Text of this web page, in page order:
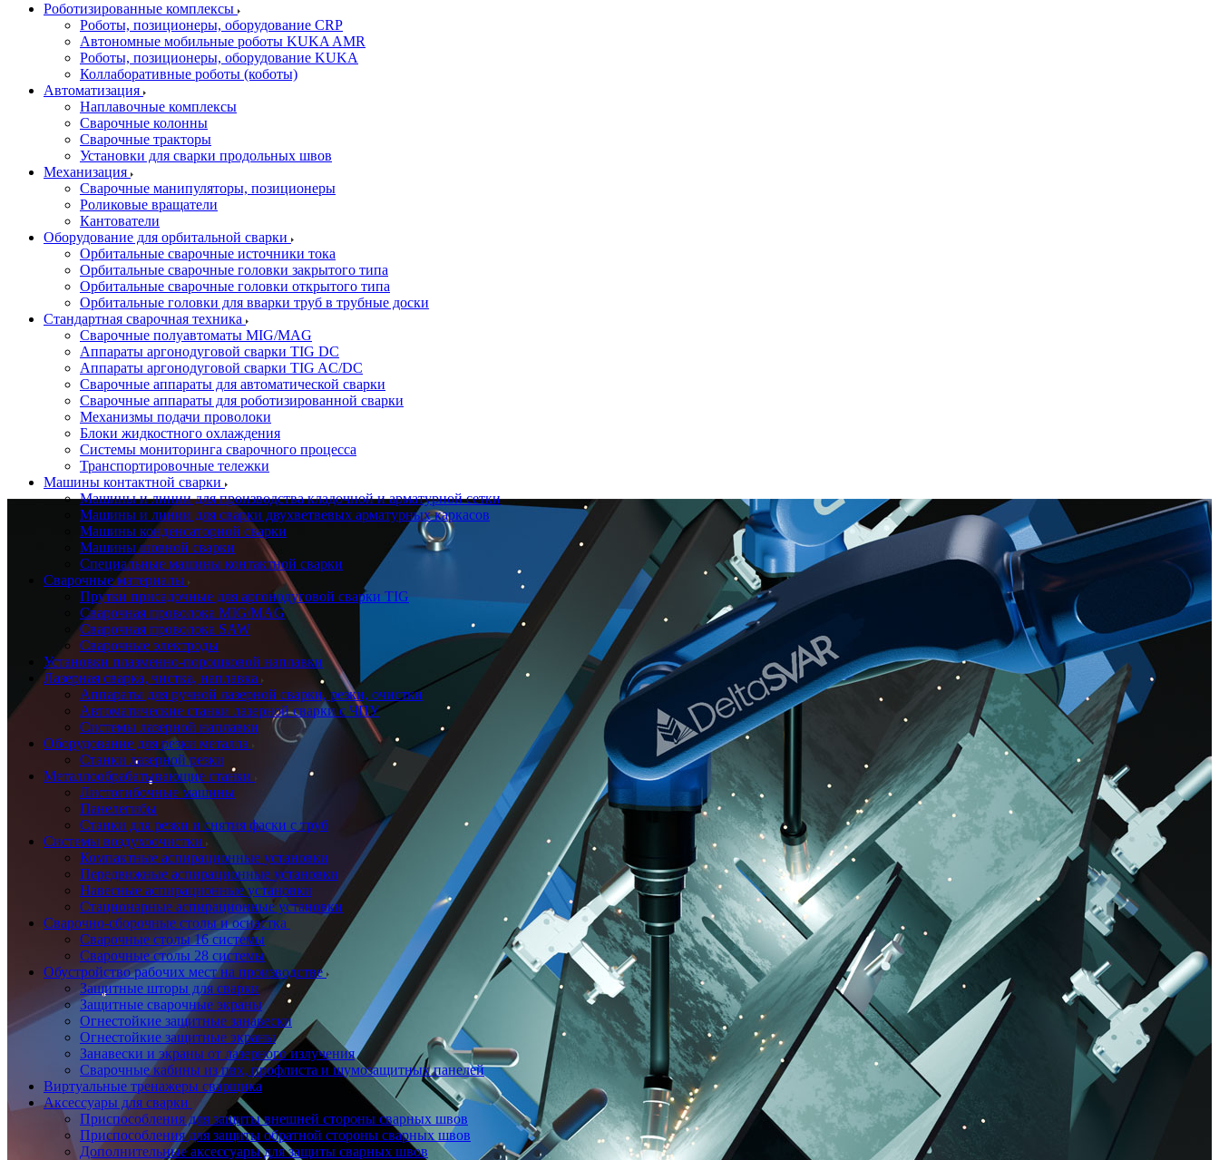
Роботизированные комплексы
Роботы, позиционеры, оборудование CRP
Автономные мобильные роботы KUKA AMR
Роботы, позиционеры, оборудование KUKA
Коллаборативные роботы (коботы)
Автоматизация
Наплавочные комплексы
Сварочные колонны
Сварочные тракторы
Установки для сварки продольных швов
Механизация
Сварочные манипуляторы, позиционеры
Роликовые вращатели
Кантователи
Оборудование для орбитальной сварки
Орбитальные сварочные источники тока
Орбитальные сварочные головки закрытого типа
Орбитальные сварочные головки открытого типа
Орбитальные головки для вварки труб в трубные доски
Стандартная сварочная техника
Сварочные полуавтоматы MIG/MAG
Аппараты аргонодуговой сварки TIG DC
Аппараты аргонодуговой сварки TIG AC/DC
Сварочные аппараты для автоматической сварки
Сварочные аппараты для роботизированной сварки
Механизмы подачи проволоки
Блоки жидкостного охлаждения
Системы мониторинга сварочного процесса
Транспортировочные тележки
Машины контактной сварки
Машины и линии для производства кладочной и арматурной сетки
Машины и линии для сварки двухветвевых арматурных каркасов
Машины конденсаторной сварки
Машины шовной сварки
Специальные машины контактной сварки
Сварочные материалы
Прутки присадочные для аргонодуговой сварки TIG
Сварочная проволока MIG/MAG
Сварочная проволока SAW
Сварочные электроды
Установки плазменно-порошковой наплавки
Лазерная сварка, чистка, наплавка
Аппараты для ручной лазерной сварки, резки, очистки
Автоматические станки лазерной сварки с ЧПУ
Системы лазерной наплавки
Оборудование для резки металла
Станки лазерной резки
Металлообрабатывающие станки
Листогибочные машины
Панелегибы
Станки для резки и снятия фаски с труб
Системы воздухоочистки
Компактные аспирационные установки
Передвижные аспирационные установки
Навесные аспирационные установки
Стационарные аспирационные установки
Сварочно-сборочные столы и оснастка
Сварочные столы 16 системы
Сварочные столы 28 системы
Обустройство рабочих мест на производстве
Защитные шторы для сварки
Защитные сварочные экраны
Огнестойкие защитные занавески
Огнестойкие защитные экраны
Занавески и экраны от лазерного излучения
Сварочные кабины из пвх, профлиста и шумозащитных панелей
Виртуальные тренажеры сварщика
Аксессуары для сварки
Приспособления для защиты внешней стороны сварных швов
Приспособления для защиты обратной стороны сварных швов
Дополнительные аксессуары для защиты сварных швов